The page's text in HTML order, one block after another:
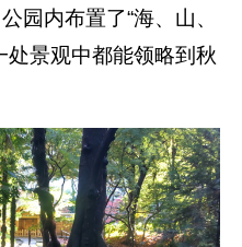
园内布置了“海、山、
处景观中都能领略到秋